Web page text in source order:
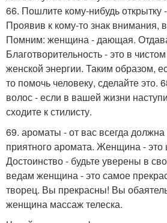
66. Пошлите кому-нибудь
Проявив к кому-то знак внимания,
Помним: женщина - дающая.
Благотворительность - это в
женской энергии. Таким образом,
то помочь человеку, сделайте это.
волос - если в вашей жизни
сходите к стилисту.
69. ароматы - от вас всегда должна
приятного аромата. Женщина - это
Достоинство - будьте уверены в
ведам женщина - это самое
творец. Вы прекрасны! Вы
женщина массаж телеска.